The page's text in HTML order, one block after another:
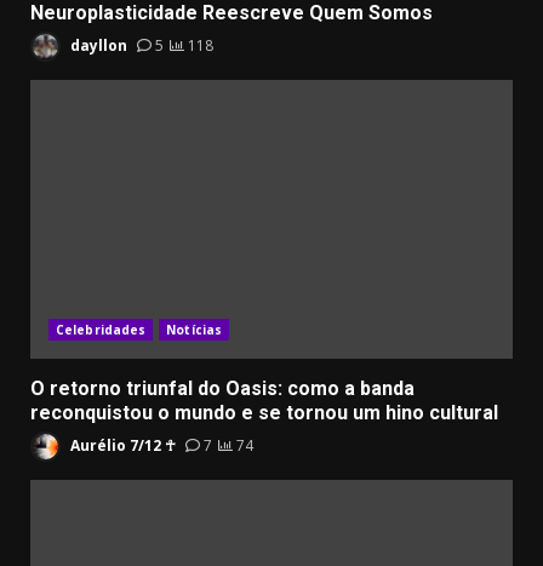
Neuroplasticidade Reescreve Quem Somos
dayllon 5 118
Celebridades Notícias
O retorno triunfal do Oasis: como a banda
reconquistou o mundo e se tornou um hino cultural
Aurélio 7/12 ☥ 7 74